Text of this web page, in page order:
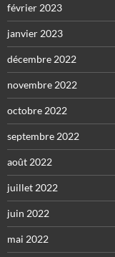
février 2023
janvier 2023
décembre 2022
novembre 2022
octobre 2022
septembre 2022
août 2022
juillet 2022
juin 2022
mai 2022